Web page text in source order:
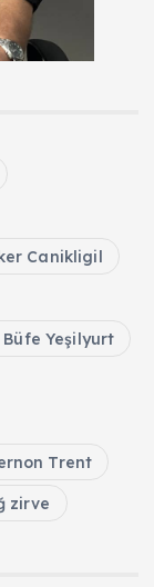
Canikligil
Büfe Yeşilyurt
Trent
zirve